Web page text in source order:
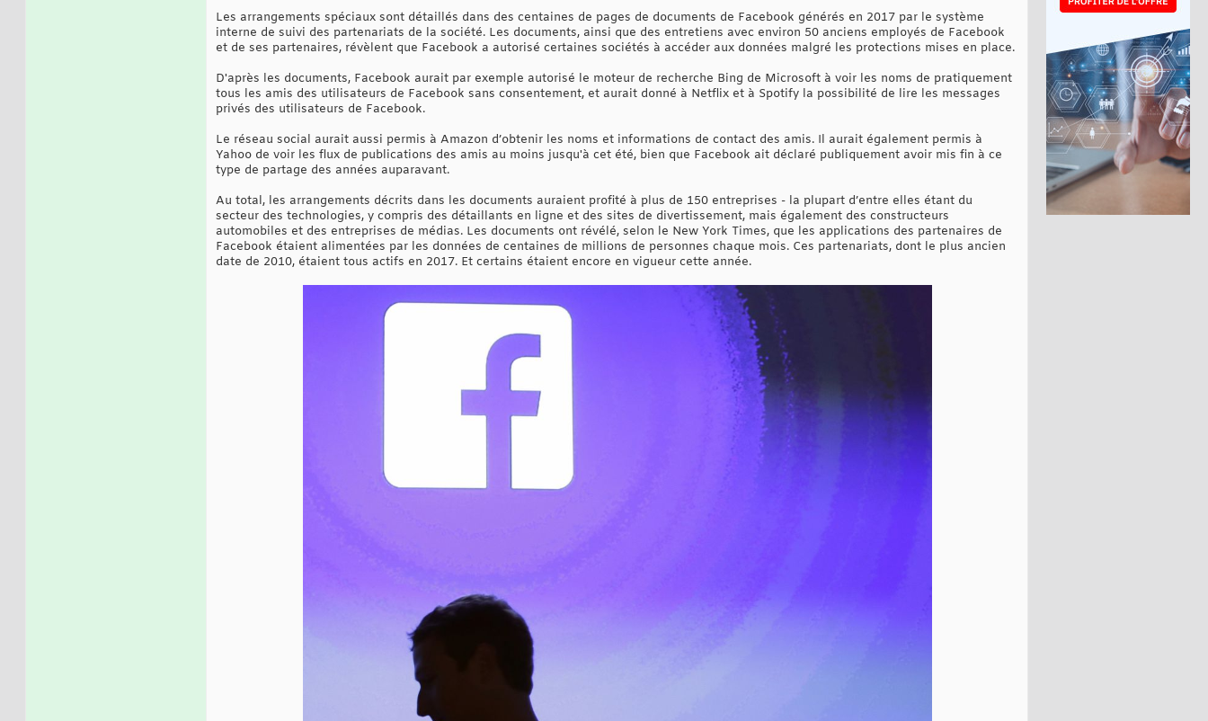
Les arrangements spéciaux sont détaillés dans des centaines de pages de documents de Facebook générés en 2017 par le système
interne de suivi des partenariats de la société. Les documents, ainsi que des entretiens avec environ 50 anciens employés de Facebook
et de ses partenaires, révèlent que Facebook a autorisé certaines sociétés à accéder aux données malgré les protections mises en place.
D'après les documents, Facebook aurait par exemple autorisé le moteur de recherche Bing de Microsoft à voir les noms de pratiquement
tous les amis des utilisateurs de Facebook sans consentement, et aurait donné à Netflix et à Spotify la possibilité de lire les messages
privés des utilisateurs de Facebook.
Le réseau social aurait aussi permis à Amazon d’obtenir les noms et informations de contact des amis. Il aurait également permis à
Yahoo de voir les flux de publications des amis au moins jusqu'à cet été, bien que Facebook ait déclaré publiquement avoir mis fin à ce
type de partage des années auparavant.
Au total, les arrangements décrits dans les documents auraient profité à plus de 150 entreprises - la plupart d’entre elles étant du
secteur des technologies, y compris des détaillants en ligne et des sites de divertissement, mais également des constructeurs
automobiles et des entreprises de médias. Les documents ont révélé, selon le New York Times, que les applications des partenaires de
Facebook étaient alimentées par les données de centaines de millions de personnes chaque mois. Ces partenariats, dont le plus ancien
date de 2010, étaient tous actifs en 2017. Et certains étaient encore en vigueur cette année.